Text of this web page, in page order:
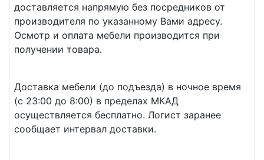
доставляется напрямую без посредников от
производителя по указанному Вами адресу.
Осмотр и оплата мебели производится при
получении товара.
Доставка мебели (до подъезда) в ночное время
(с 23:00 до 8:00) в пределах МКАД
осуществляется бесплатно. Логист заранее
сообщает интервал доставки.